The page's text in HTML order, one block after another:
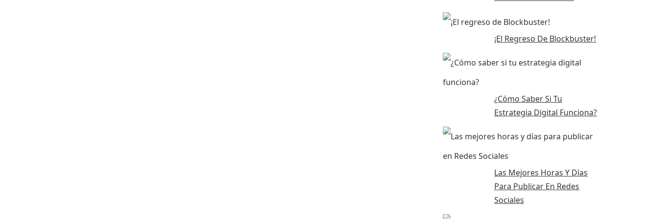
¡El Regreso De Blockbuster!
¿Cómo Saber Si Tu
Estrategia Digital Funciona?
Las Mejores Horas Y Días
Para Publicar En Redes
Sociales